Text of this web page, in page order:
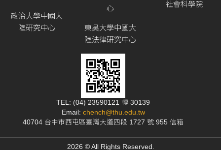
政治大學中國大
陸研究中心
心
東吳大學中國大
陸法律研究中心
社會科學院
TEL: (04) 23590121 轉 30139
Email: chench@thu.edu.tw
40704 台中市西屯區臺灣大道四段 1727 號 955 信箱
2026 © All Rights Reserved.